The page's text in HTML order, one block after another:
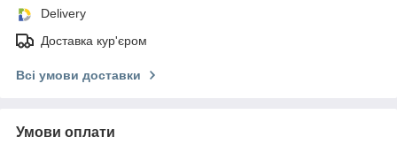
Delivery
Доставка кур'єром
Всі умови доставки
Умови оплати